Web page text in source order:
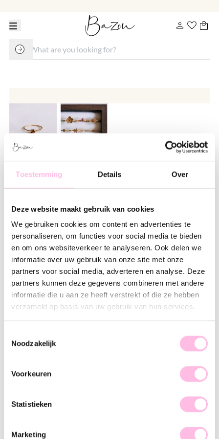
Toestemming Details Over
Deze website maakt gebruik van cookies
We gebruiken cookies om content en advertenties te
personaliseren, om functies voor social media te bieden
en om ons websiteverkeer te analyseren. Ook delen we
informatie over uw gebruik van onze site met onze
partners voor social media, adverteren en analyse. Deze
partners kunnen deze gegevens combineren met andere
informatie die u aan ze heeft verstrekt of die ze hebben
verzameld op basis van uw gebruik van hun services.
Noodzakelijk
Voorkeuren
Statistieken
Marketing
Minimalist twisted ring with a
small rose
Variants:
Gold
Shipping from €1.95
100% waterproof
We are in love with this minimalist ring. Which rings will you
♥ YOU MAY ALSO LOVE...
Minimalistic ring with 3 mini pearls - gold